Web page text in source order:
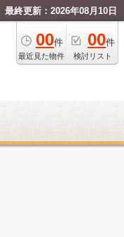
最終更新：2026年08月10日
00件
最近見た物件
00件
検討リスト